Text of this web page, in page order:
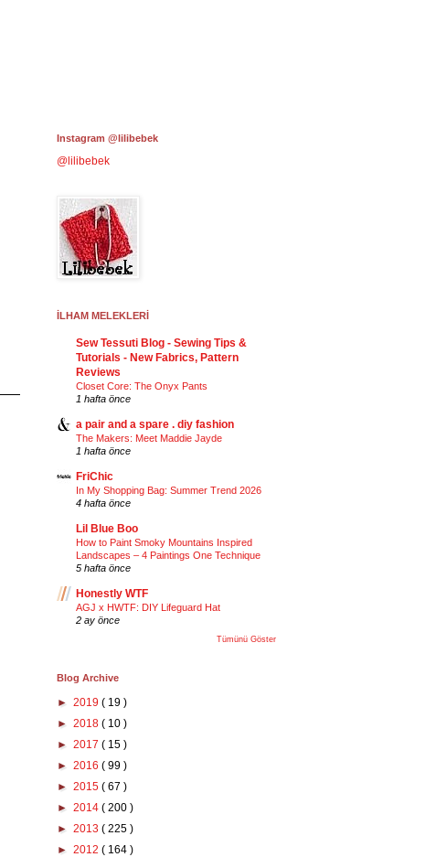
Instagram @lilibebek
@lilibebek
İLHAM MELEKLERİ
Sew Tessuti Blog - Sewing Tips &
Tutorials - New Fabrics, Pattern
Reviews
Closet Core: The Onyx Pants
1 hafta önce
a pair and a spare . diy fashion
The Makers: Meet Maddie Jayde
1 hafta önce
FriChic
In My Shopping Bag: Summer Trend 2026
4 hafta önce
Lil Blue Boo
How to Paint Smoky Mountains Inspired
Landscapes – 4 Paintings One Technique
5 hafta önce
Honestly WTF
AGJ x HWTF: DIY Lifeguard Hat
2 ay önce
Tümünü Göster
Blog Archive
► 2019 ( 19 )
► 2018 ( 10 )
► 2017 ( 15 )
► 2016 ( 99 )
► 2015 ( 67 )
► 2014 ( 200 )
► 2013 ( 225 )
► 2012 ( 164 )